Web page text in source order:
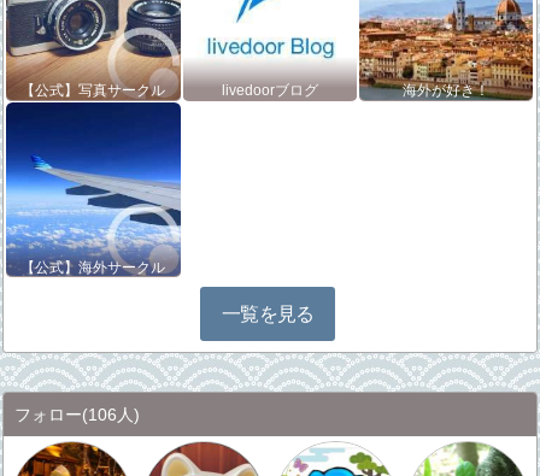
【公式】写真サークル livedoorブログ 海外が好き！
【公式】海外サークル
一覧を見る
フォロー(106人)